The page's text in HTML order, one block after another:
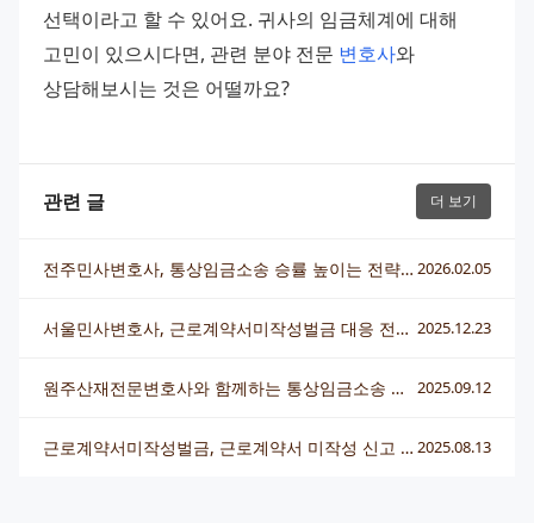
선택이라고 할 수 있어요. 귀사의 임금체계에 대해
고민이 있으시다면, 관련 분야 전문 변호사와
상담해보시는 것은 어떨까요?
관련 글 더 보기
전주민사변호사, 통상임금소송 승률 높이는 전략과 준비 방법 2026.02.05
서울민사변호사, 근로계약서미작성벌금 대응 전략과 실전 사례 2025.12.23
원주산재전문변호사와 함께하는 통상임금소송 완전정복 2025.09.12
근로계약서미작성벌금, 근로계약서 미작성 신고 후 처리 절차는 어떻게 되나요? 2025.08.13